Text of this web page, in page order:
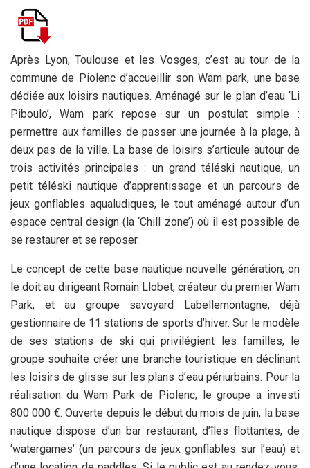
ce
b
o
o
k
n
g
e
A
p
p
Après Lyon, Toulouse et les Vosges, c’est au tour de la
commune de Piolenc d’accueillir son Wam park, une base
dédiée aux loisirs nautiques. Aménagé sur le plan d’eau ‘Li
Piboulo’, Wam park repose sur un postulat simple :
permettre aux familles de passer une journée à la plage, à
deux pas de la ville. La base de loisirs s’articule autour de
trois activités principales : un grand téléski nautique, un
petit téléski nautique d’apprentissage et un parcours de
jeux gonflables aqualudiques, le tout aménagé autour d’un
espace central design (la ‘Chill zone’) où il est possible de
se restaurer et se reposer.
Le concept de cette base nautique nouvelle génération, on
le doit au dirigeant Romain Llobet, créateur du premier Wam
Park, et au groupe savoyard Labellemontagne, déjà
gestionnaire de 11 stations de sports d’hiver. Sur le modèle
de ses stations de ski qui privilégient les familles, le
groupe souhaite créer une branche touristique en déclinant
les loisirs de glisse sur les plans d’eau périurbains. Pour la
réalisation du Wam Park de Piolenc, le groupe a investi
800 000 €. Ouverte depuis le début du mois de juin, la base
nautique dispose d’un bar restaurant, d’îles flottantes, de
‘watergames’ (un parcours de jeux gonflables sur l’eau) et